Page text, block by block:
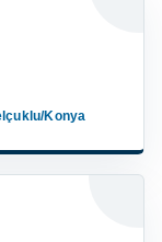
Konya